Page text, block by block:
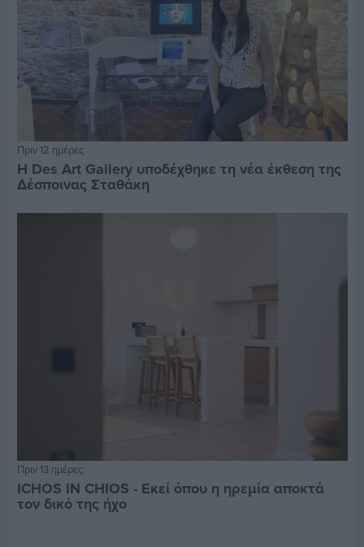
Πριν 12 ημέρες
Η Des Art Gallery υποδέχθηκε τη νέα έκθεση της
Δέσποινας Σταθάκη
Πριν 13 ημέρες
ICHOS IN CHIOS - Εκεί όπου η ηρεμία αποκτά
τον δικό της ήχο